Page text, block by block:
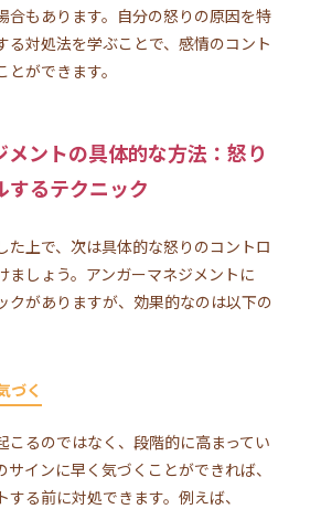
合もあります。自分の怒りの原因を特
る対処法を学ぶことで、感情のコント
ができます。
メントの具体的な方法：怒り
するテクニック
た上で、次は具体的な怒りのコントロ
ましょう。アンガーマネジメントに
クがありますが、効果的なのは以下の
づく
こるのではなく、段階的に高まってい
サインに早く気づくことができれば、
る前に対処できます。例えば、